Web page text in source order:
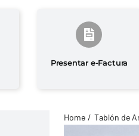
Presentar e-Factura
Home Tablón de